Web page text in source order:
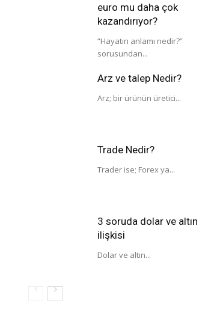
euro mu daha çok
kazandırıyor?
“Hayatın anlamı nedir?”
sorusundan...
Arz ve talep Nedir?
Arz; bir ürünün üretici...
Trade Nedir?
Trader ise; Forex ya...
3 soruda dolar ve altın
ilişkisi
Dolar ve altın...